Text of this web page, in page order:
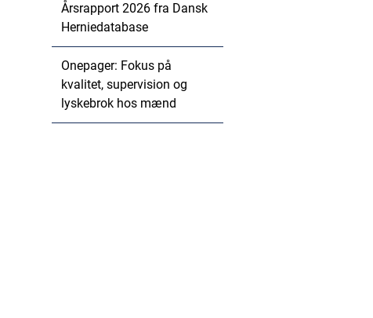
Årsrapport 2026 fra Dansk
Herniedatabase
Onepager: Fokus på
kvalitet, supervision og
lyskebrok hos mænd